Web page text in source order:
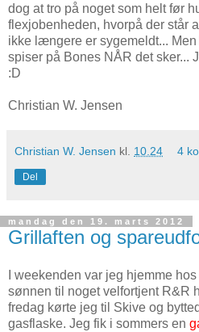
dog at tro på noget som helt før
flexjobenheden, hvorpå der står
ikke længere er sygemeldt...
spiser på Bones NÅR det sker...
:D
Christian W. Jensen
Christian W. Jensen kl. 10.24 4
Del
mandag den 19. marts 2012
Grillaften og
I weekenden var jeg hjemme
sønnen til noget velfortjent R&R
fredag kørte jeg til Skive og
gasflaske. Jeg fik i sommers en